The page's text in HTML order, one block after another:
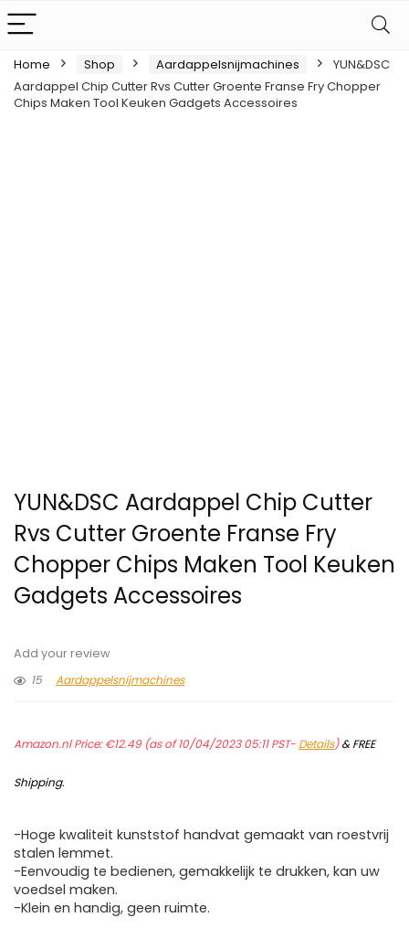
Home Shop Aardappelsnijmachines
YUN&DSC
Aardappel Chip Cutter Rvs Cutter Groente Franse Fry Chopper
Chips Maken Tool Keuken Gadgets Accessoires
YUN&DSC Aardappel Chip Cutter
Rvs Cutter Groente Franse Fry
Chopper Chips Maken Tool Keuken
Gadgets Accessoires
Add your review
15
Aardappelsnijmachines
Amazon.nl Price:€12.49(as of 10/04/2023 05:11 PST- Details)&FREE
Shipping.
-Hoge kwaliteit kunststof handvat gemaakt van roestvrij
stalen lemmet.
-Eenvoudig te bedienen, gemakkelijk te drukken, kan uw
voedsel maken.
-Klein en handig, geen ruimte.